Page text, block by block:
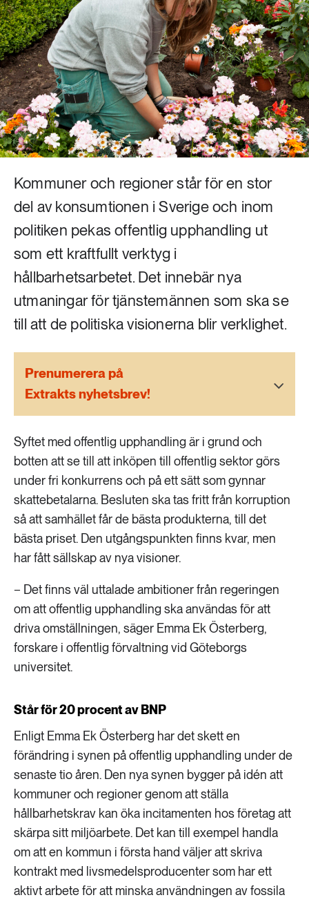
Mat & jordbruk
Skog
Social hållbarhet
Transport
Vatten
252 ARTIKLAR
Landsbygd
939 ARTIKLAR
Livsstil & konsumtion
612 ARTIKLAR
Mat & jordbruk
262 ARTIKLAR
Skog
360 ARTIKLAR
Social hållbarhet
Transport
473 ARTIKLAR
Kommuner och regioner står för en stor
del av konsumtionen i Sverige och inom
politiken pekas offentlig upphandling ut
som ett kraftfullt verktyg i
hållbarhetsarbetet. Det innebär nya
utmaningar för tjänstemännen som ska se
till att de politiska visionerna blir verklighet.
Prenumerera på
Extrakts nyhetsbrev!
Syftet med offentlig upphandling är i grund och
botten att se till att inköpen till offentlig sektor görs
under fri konkurrens och på ett sätt som gynnar
skattebetalarna. Besluten ska tas fritt från korruption
så att samhället får de bästa produkterna, till det
bästa priset. Den utgångspunkten finns kvar, men
har fått sällskap av nya visioner.
− Det finns väl uttalade ambitioner från regeringen
om att offentlig upphandling ska användas för att
driva omställningen, säger Emma Ek Österberg,
forskare i offentlig förvaltning vid Göteborgs
universitet.
Står för 20 procent av BNP
Enligt Emma Ek Österberg har det skett en
förändring i synen på offentlig upphandling under de
senaste tio åren. Den nya synen bygger på idén att
kommuner och regioner genom att ställa
hållbarhetskrav kan öka incitamenten hos företag att
skärpa sitt miljöarbete. Det kan till exempel handla
om att en kommun i första hand väljer att skriva
kontrakt med livsmedelsproducenter som har ett
aktivt arbete för att minska användningen av fossila